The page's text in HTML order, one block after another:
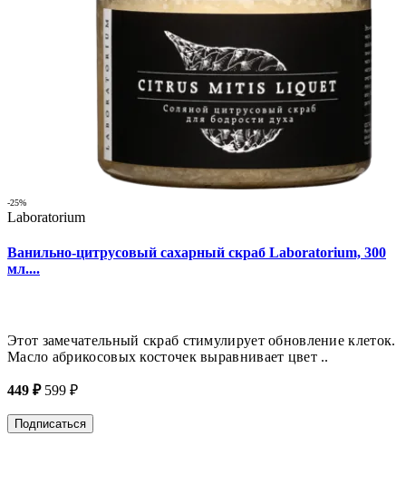
-25%
Laboratorium
Ванильно-цитрусовый сахарный скраб Laboratorium, 300
мл....
Этот замечательный скраб стимулирует обновление клеток.
Масло абрикосовых косточек выравнивает цвет ..
449 ₽ 599 ₽
Подписаться